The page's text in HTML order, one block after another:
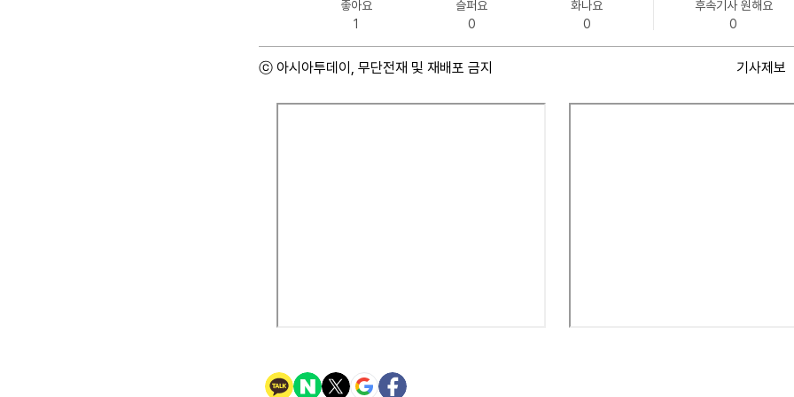
좋아요
1
슬퍼요
0
화나요
0
후속기사 원해요
0
ⓒ 아시아투데이, 무단전재 및 재배포 금지 기사제보